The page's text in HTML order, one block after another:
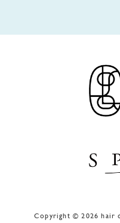
Copyright © 2026 hair